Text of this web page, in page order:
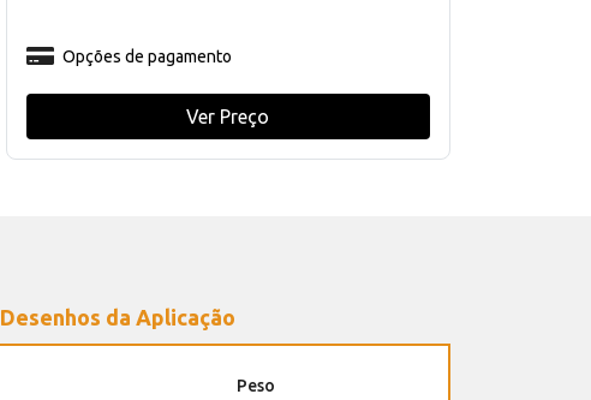
Opções de pagamento
Ver Preço
Desenhos da Aplicação
Peso